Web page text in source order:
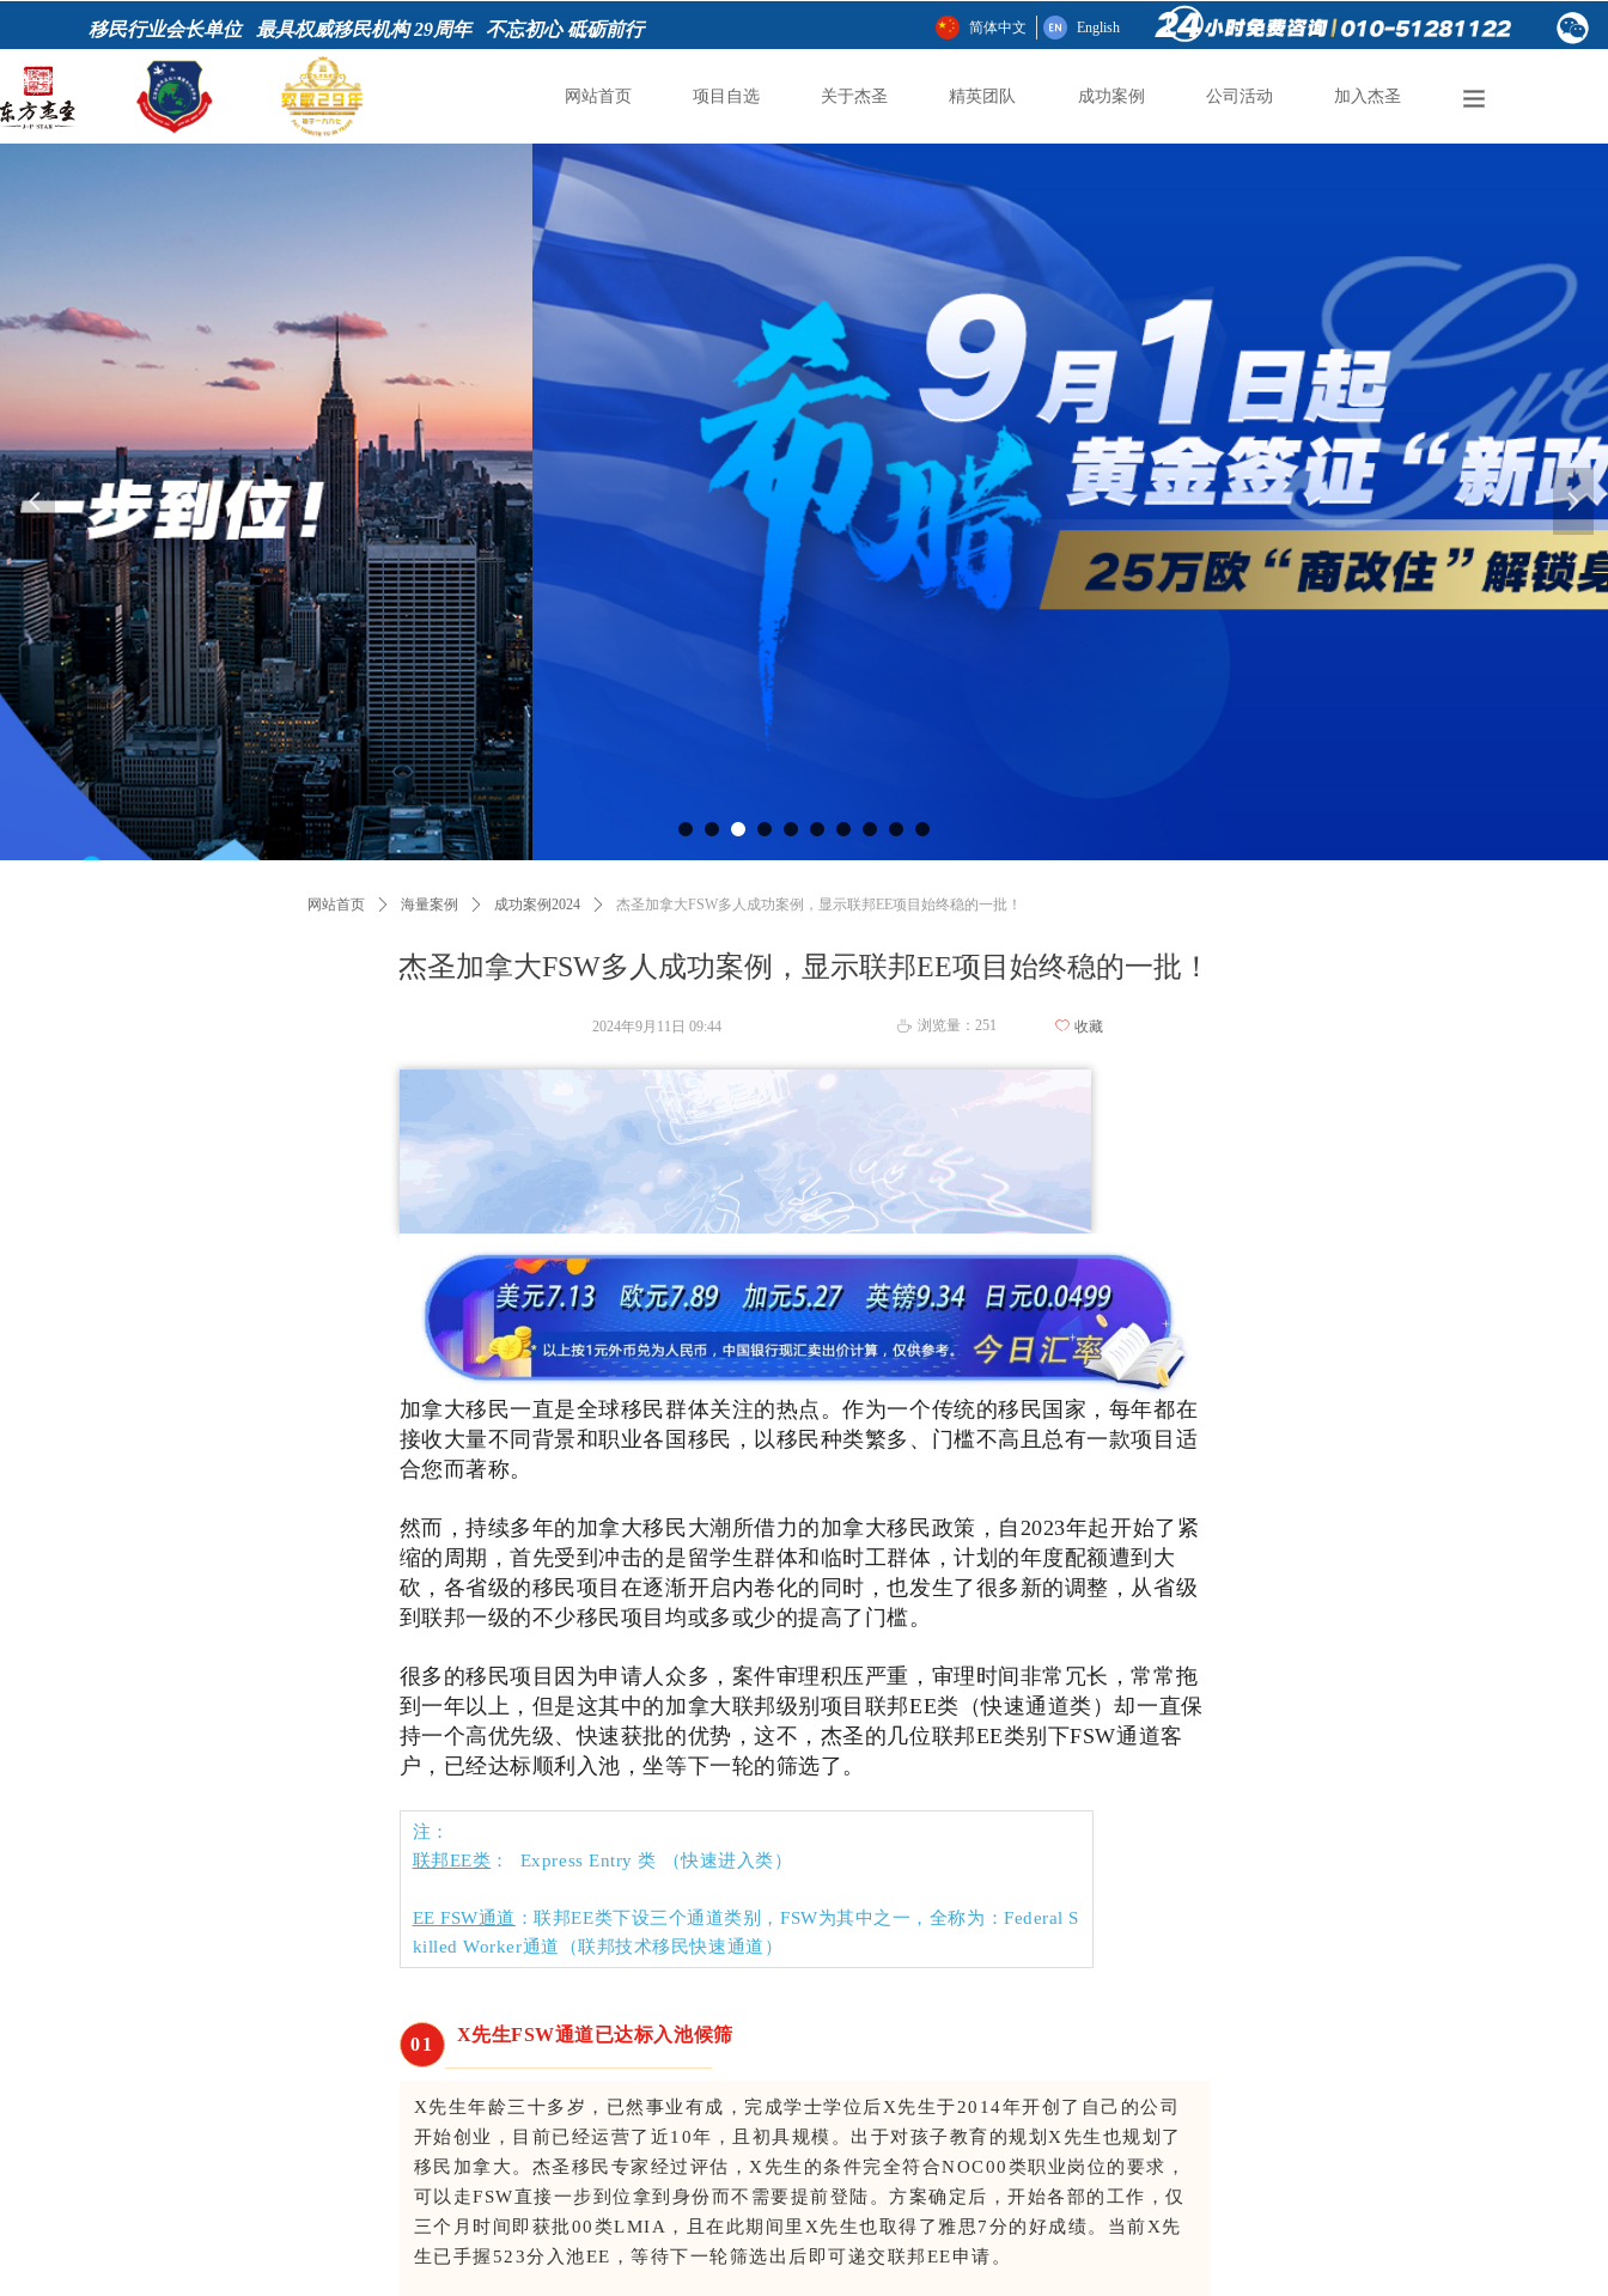
移民行业会长单位 最具权威移民机构 29周年 不忘初心 砥砺前行
网站首页
网站首页
项目自选
项目自选
关于杰圣 精英团队
精英团队
成功案例 公司活动 加入杰圣
简体中文 English
넳 넲
杰圣加拿大FSW多人成功案例，显示联邦EE项目始终稳的一批！
网站首页 ꄲ 海量案例 ꄲ 成功案例2024 ꄲ 杰圣加拿大FSW多人成功案例，显示联邦EE项目始终稳的一批！
加拿大移民一直是全球移民群体关注的热点。作为一个传统的移民国家，每年都在
接收大量不同背景和职业各国移民，以移民种类繁多、门槛不高且总有一款项目适
合您而著称。
然而，持续多年的加拿大移民大潮所借力的加拿大移民政策，自2023年起开始了紧
缩的周期，首先受到冲击的是留学生群体和临时工群体，计划的年度配额遭到大
砍，各省级的移民项目在逐渐开启内卷化的同时，也发生了很多新的调整，从省级
到联邦一级的不少移民项目均或多或少的提高了门槛。
很多的移民项目因为申请人众多，案件审理积压严重，审理时间非常冗长，常常拖
到一年以上，但是这其中的加拿大联邦级别项目联邦EE类（快速通道类）却一直保
持一个高优先级、快速获批的优势，这不，杰圣的几位联邦EE类别下FSW通道客
户，已经达标顺利入池，坐等下一轮的筛选了。
注：
联邦EE类 ： Express Entry 类 （快速进入类）
EE FSW通道 ：联邦EE类下设三个通道类别，FSW为其中之一，全称为：Federal S
killed Worker通道（联邦技术移民快速通道）
01 X先生FSW通道已达标入池候筛
X先生年龄三十多岁，已然事业有成，完成学士学位后X先生于2014年开创了自己的公司
开始创业，目前已经运营了近10年，且初具规模。出于对孩子教育的规划X先生也规划了
移民加拿大。杰圣移民专家经过评估，X先生的条件完全符合NOC00类职业岗位的要求，
可以走FSW直接一步到位拿到身份而不需要提前登陆。方案确定后，开始各部的工作，仅
三个月时间即获批00类LMIA，且在此期间里X先生也取得了雅思7分的好成绩。当前X先
生已手握523分入池EE，等待下一轮筛选出后即可递交联邦EE申请。
2024年9月11日 09:44 ꄘ 浏览量： 251 ꄀ 收藏